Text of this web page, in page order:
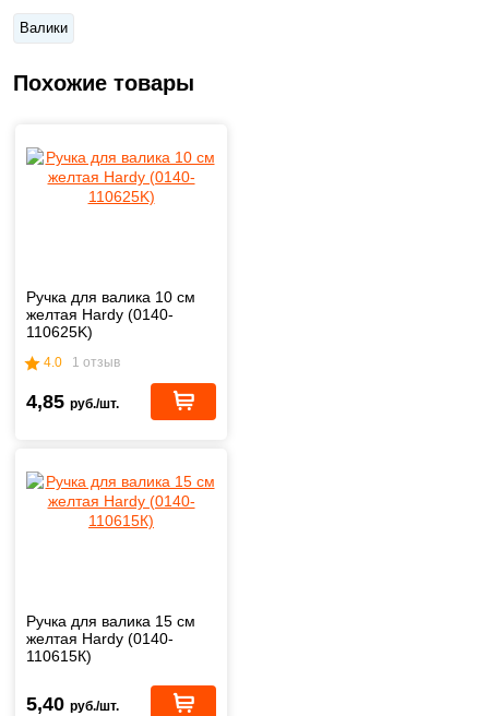
Валики
Похожие товары
Ручка для валика 10 см
желтая Hardy (0140-
110625K)
4.0 1 отзыв
4,85 руб./шт.
Ручка для валика 15 см
желтая Hardy (0140-
110615К)
5,40 руб./шт.